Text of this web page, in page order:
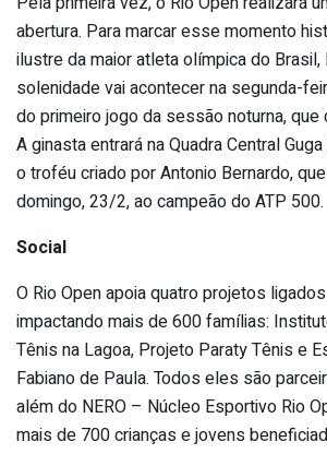
abertura. Para marcar esse momento
ilustre da maior atleta olímpica do Brasil,
solenidade vai acontecer na segunda-
do primeiro jogo da sessão noturna, que
A ginasta entrará na Quadra Central
o troféu criado por Antonio Bernardo,
domingo, 23/2, ao campeão do ATP 500.
Social
O Rio Open apoia quatro projetos
impactando mais de 600 famílias:
Tênis na Lagoa, Projeto Paraty Tênis e
Fabiano de Paula. Todos eles são
além do NERO – Núcleo Esportivo Rio
mais de 700 crianças e jovens